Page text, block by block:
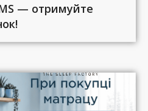
— отримуйте